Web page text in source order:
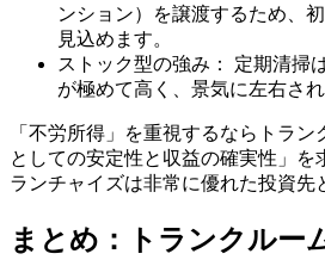
ンション）を譲渡するため、
見込めます。
ストック型の強み：
定期清掃
が極めて高く、景気に左右され
「不労所得」を重視するならトラ
としての安定性と収益の確実性」を
ランチャイズは非常に優れた投資先
まとめ：トランクルー